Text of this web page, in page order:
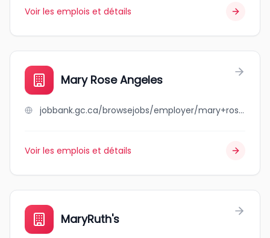
Voir les emplois et détails
Mary Rose Angeles
jobbank.gc.ca/browsejobs/employer/mary+rose+angeles/ca
Voir les emplois et détails
MaryRuth's